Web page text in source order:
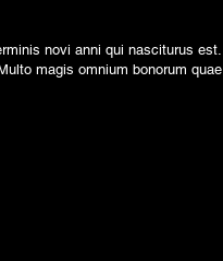
novi anni qui nasciturus est.
magis omnium bonorum quae